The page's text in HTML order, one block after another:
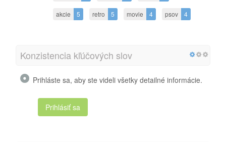
akcie 5 retro 5 movie 4 psov 4
Konzistencia kľúčových slov
Prihláste sa, aby ste videli všetky detailné informácie.
Prihlásiť sa